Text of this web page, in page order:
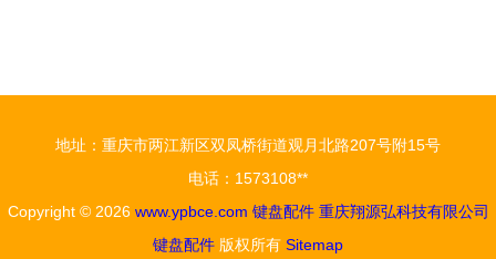
的信仰之选
地址：重庆市两江新区双凤桥街道观月北路207号附15号
电话：1573108**
Copyright © 2026 www.ypbce.com 键盘配件 重庆翔源弘科技有限公司
键盘配件 版权所有 Sitemap